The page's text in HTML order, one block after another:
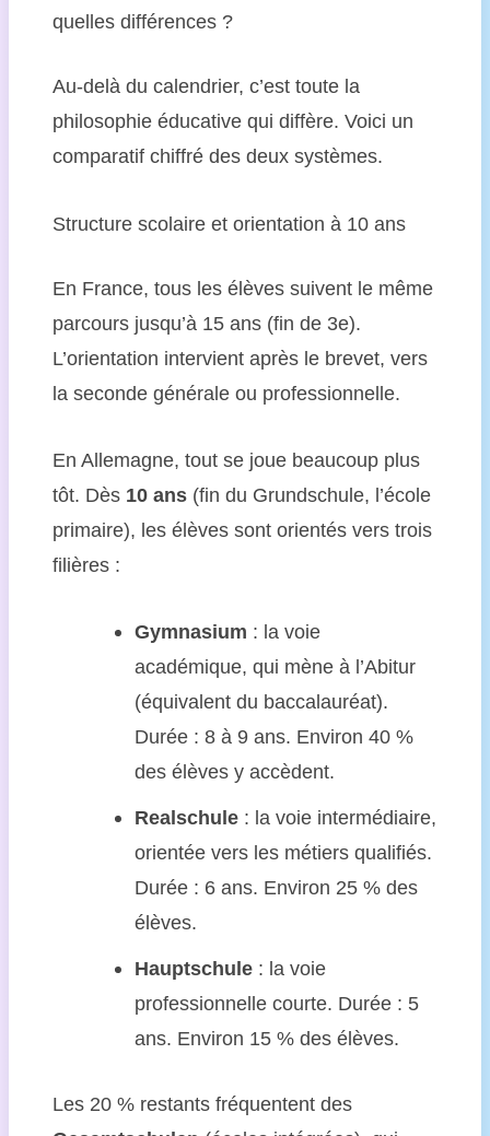
quelles différences ?
Au-delà du calendrier, c’est toute la
philosophie éducative qui diffère. Voici un
comparatif chiffré des deux systèmes.
Structure scolaire et orientation à 10 ans
En France, tous les élèves suivent le même
parcours jusqu’à 15 ans (fin de 3e).
L’orientation intervient après le brevet, vers
la seconde générale ou professionnelle.
En Allemagne, tout se joue beaucoup plus
tôt. Dès 10 ans(fin du Grundschule, l’école
primaire), les élèves sont orientés vers trois
filières :
Gymnasium : la voie
académique, qui mène à l’Abitur
(équivalent du baccalauréat).
Durée : 8 à 9 ans. Environ 40 %
des élèves y accèdent.
Realschule: la voie intermédiaire,
orientée vers les métiers qualifiés.
Durée : 6 ans. Environ 25 % des
élèves.
Hauptschule: la voie
professionnelle courte. Durée : 5
ans. Environ 15 % des élèves.
Les 20 % restants fréquentent des